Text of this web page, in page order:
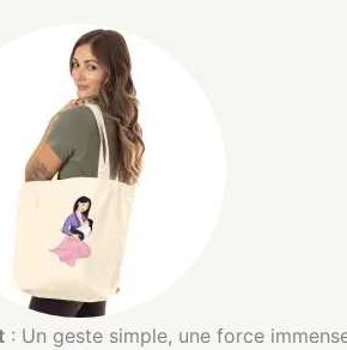
: Un geste simple, une force